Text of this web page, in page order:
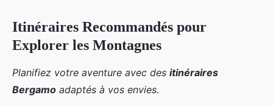
Itinéraires Recommandés pour
Explorer les Montagnes
Planifiez votre aventure avec des itinéraires
Bergamo adaptés à vos envies.